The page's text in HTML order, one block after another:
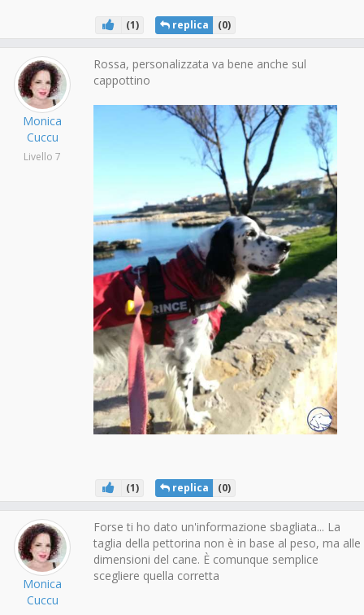
(1) replica (0)
Monica
Cuccu
Livello 7
Rossa, personalizzata va bene anche sul
cappottino
(1) replica (0)
Monica
Cuccu
Forse ti ho dato un'informazione sbagliata... La
taglia della pettorina non è in base al peso, ma alle
dimensioni del cane. È comunque semplice
scegliere quella corretta